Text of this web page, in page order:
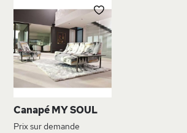
Canapé MY SOUL
Prix sur demande
AJOUTER
À
MA
LISTE
D’ENVIE